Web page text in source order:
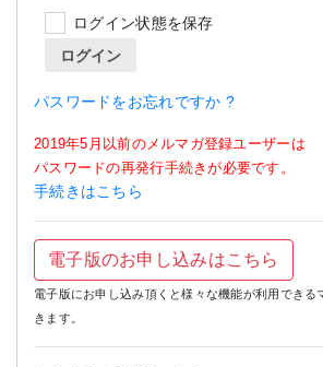
ログイン状態を保存
ログイン
パスワードをお忘れですか ?
2019年5月以前のメルマガ登録ユーザーは
パスワードの再発行手続きが必要です。
手続きはこちら
電子版のお申し込みはこちら
電子版にお申し込み頂くと様々な機能が利用できる
きます。